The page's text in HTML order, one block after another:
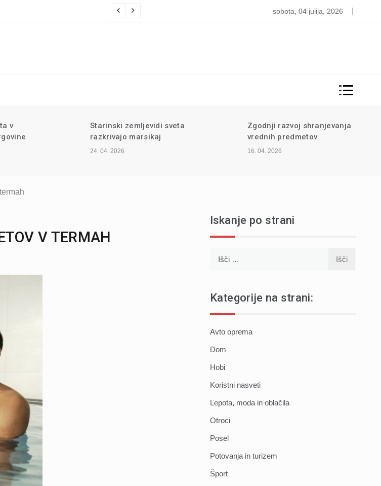
sobota, 04 julija, 2026
sveta
Zgodnji razvoj shranjevanja
vrednih predmetov
16. 04. 2026
Čevlji za visoko mero
varnosti pri delu
13. 04. 2026
V TERMAH
Iskanje po strani
Kategorije na strani:
Avto oprema
Dom
Hobi
Koristni nasveti
Lepota, moda in oblačila
Otroci
Posel
Potovanja in turizem
Šport